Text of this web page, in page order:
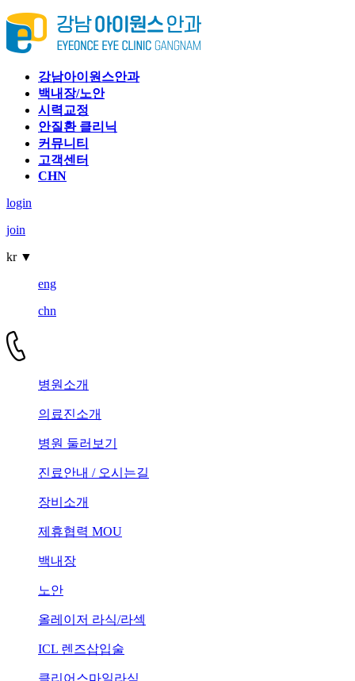
강남아이원스안과
백내장/노안
시력교정
안질환 클리닉
커뮤니티
고객센터
CHN
login
join
kr ▼
eng
chn
병원소개
의료진소개
병원 둘러보기
진료안내 / 오시는길
장비소개
제휴협력 MOU
백내장
노안
올레이저 라식/라섹
ICL 렌즈삽입술
클리어스마일라식